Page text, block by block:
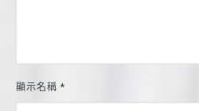
顯示名稱 *